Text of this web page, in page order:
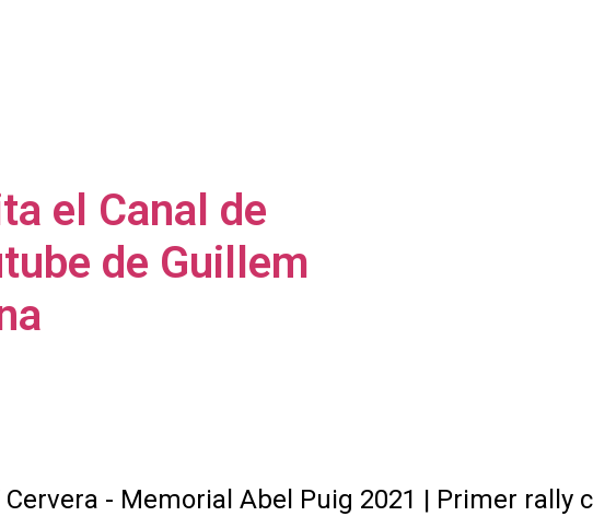
el Canal de
de Guillem
Cervera - Memorial Abel Puig 2021 | Primer rally